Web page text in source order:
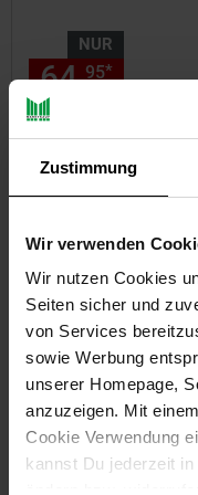
Zustimmung
Wir verwenden
Wir nutzen Cookies
Seiten sicher und
von Services
sowie Werbung
unserer Homepage,
anzuzeigen. Mit
Cookie Verwendung
kannst Du jederzeit in
NUR
64,95*nur
2er Sparset
Weihnachtssterne LED
Dekosterne 25cm
für AUSSEN Kabel mit
Trafo 3D Stern 18